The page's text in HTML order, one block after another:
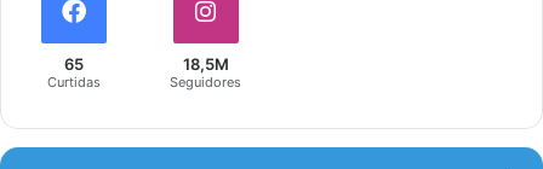
65
Curtidas
18,5M
Seguidores